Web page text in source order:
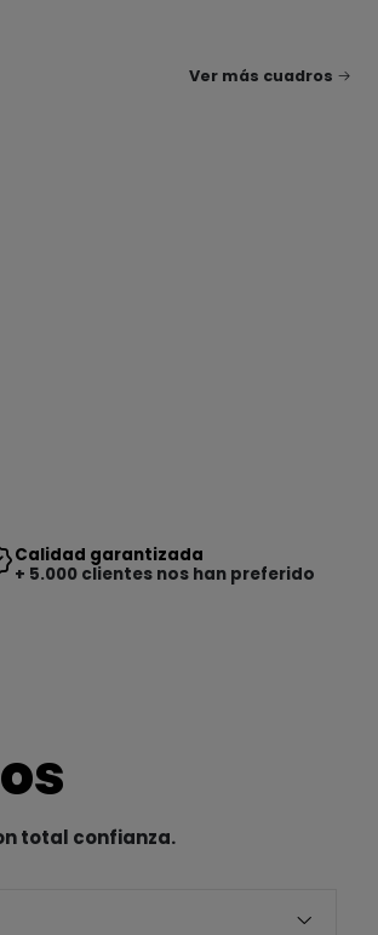
Ver más cuadros
Calidad garantizada
+ 5.000 clientes nos han preferido
total confianza.